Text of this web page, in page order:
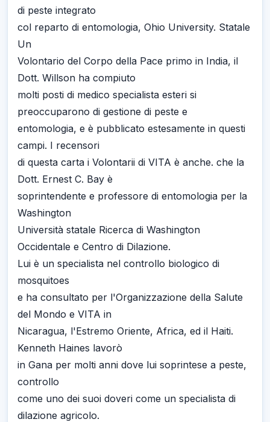
di peste integrato
col reparto di entomologia, Ohio University. Statale
Un
Volontario del Corpo della Pace primo in India, il
Dott. Willson ha compiuto
molti posti di medico specialista esteri si
preoccuparono di gestione di peste e
entomologia, e è pubblicato estesamente in questi
campi. I recensori
di questa carta i Volontarii di VITA è anche. che la
Dott. Ernest C. Bay è
soprintendente e professore di entomologia per la
Washington
Università statale Ricerca di Washington
Occidentale e Centro di Dilazione.
Lui è un specialista nel controllo biologico di
mosquitoes
e ha consultato per l'Organizzazione della Salute
del Mondo e VITA in
Nicaragua, l'Estremo Oriente, Africa, ed il Haiti.
Kenneth Haines lavorò
in Gana per molti anni dove lui soprintese a peste,
controllo
come uno dei suoi doveri come un specialista di
dilazione agricolo.